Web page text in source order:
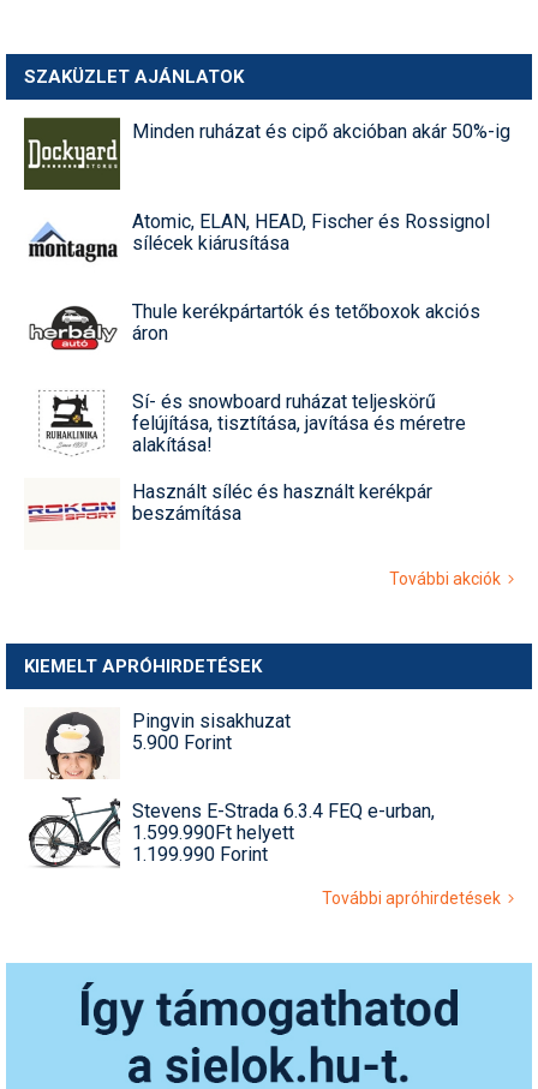
SZAKÜZLET AJÁNLATOK
Minden ruházat és cipő akcióban akár 50%-ig
Atomic, ELAN, HEAD, Fischer és Rossignol
sílécek kiárusítása
Thule kerékpártartók és tetőboxok akciós
áron
Sí- és snowboard ruházat teljeskörű
felújítása, tisztítása, javítása és méretre
alakítása!
Használt síléc és használt kerékpár
beszámítása
További akciók
KIEMELT APRÓHIRDETÉSEK
Pingvin sisakhuzat
5.900 Forint
Stevens E-Strada 6.3.4 FEQ e-urban,
1.599.990Ft helyett
1.199.990 Forint
További apróhirdetések